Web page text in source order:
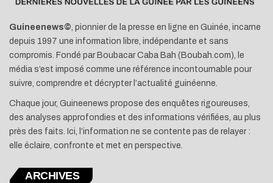
Guineenews©, pionnier de la presse en ligne en Guinée, incarne
depuis 1997 une information libre, indépendante et sans
compromis. Fondé par Boubacar Caba Bah (Boubah.com), le
média s’est imposé comme une référence incontournable pour
suivre, comprendre et décrypter l’actualité guinéenne.
Chaque jour, Guineenews propose des enquêtes rigoureuses,
des analyses approfondies et des informations vérifiées, au plus
près des faits. Ici, l’information ne se contente pas de relayer :
elle éclaire, confronte et met en perspective.
ARCHIVES